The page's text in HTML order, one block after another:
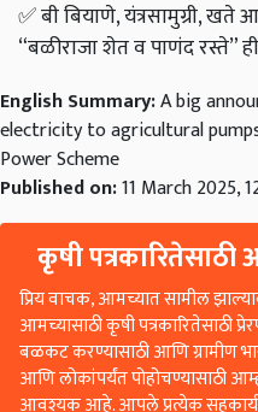
✅बी बियाणे, यंत्रसामुग्री,
“बळीराजा शेत व पाणंद रस्ते”
English Summary:A big
electricity to agricultural
Power Scheme
Published on:11 March 2025,
कृषी पत्रकारितेसाठी
प्रिय वाचक, आमच्यात सामील
आमच्यासाठी कृषी पत्रकारितेसाठी
बळकट करण्यासाठी आणि ग्रामीण
आणि लोकांपर्यंत पोहोचण्यासाठी
आवश्यक आहे. आपले प्रत्येक सहकार्य